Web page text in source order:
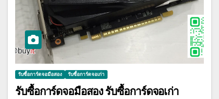
รับซื้อการ์ดจอมือสอง รับซื้อการ์ดจอเก่า
รับซื้อการ์ดจอมือสอง รับซื้อการ์ดจอเก่า